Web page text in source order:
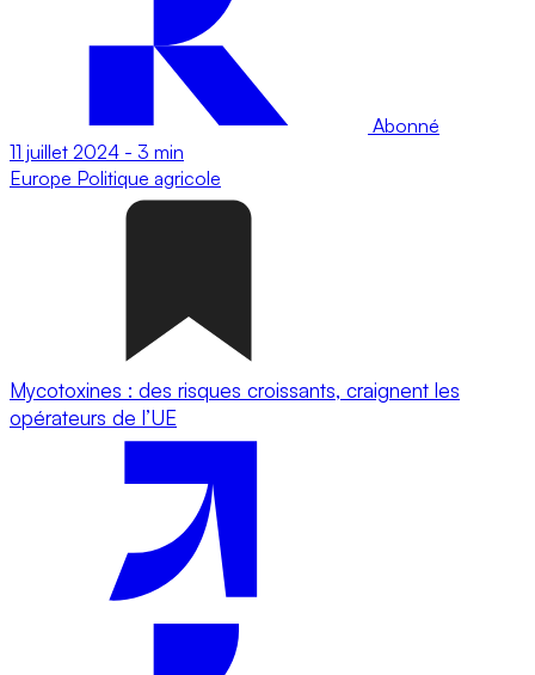
Abonné
11 juillet 2024 - 3 min
Europe Politique agricole
Mycotoxines : des risques croissants, craignent les
opérateurs de l’UE